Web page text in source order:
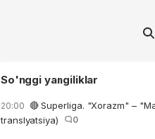
So'nggi yangiliklar
20:00 🔴 Superliga. "Xorazm" –
translyatsiya)
0